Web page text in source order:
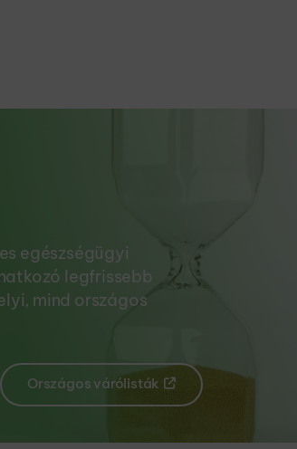
egészségügyi
legfrissebb
mind országos
Országos várólisták